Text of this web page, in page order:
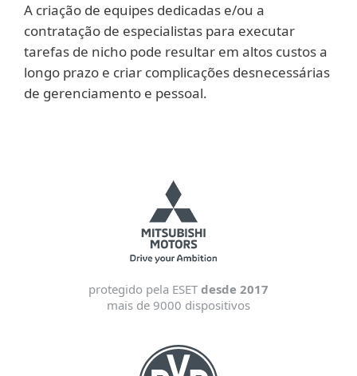
A criação de equipes dedicadas e/ou a
contratação de especialistas para executar
tarefas de nicho pode resultar em altos custos a
longo prazo e criar complicações desnecessárias
de gerenciamento e pessoal.
protegido pela ESET desde 2017
mais de 9000 dispositivos